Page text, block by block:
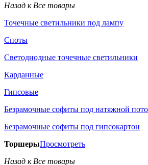
Назад к Все товары
Точечные светильники под лампу
Споты
Светодиодные точечные светильники
Карданные
Гипсовые
Безрамочные софиты под натяжной
Безрамочные софиты под гипсокартон
ТоршерыПросмотреть
Назад к Все товары